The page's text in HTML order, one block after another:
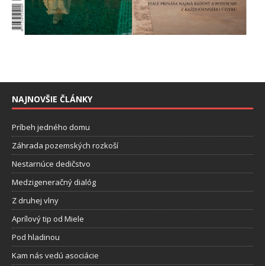
NAJNOVŠIE ČLÁNKY
Príbeh jedného domu
Záhrada pozemských rozkoší
Nestarnúce dedičstvo
Medzigeneračný dialóg
Z druhej vlny
Aprílový tip od Miele
Pod hladinou
Kam nás vedú asociácie